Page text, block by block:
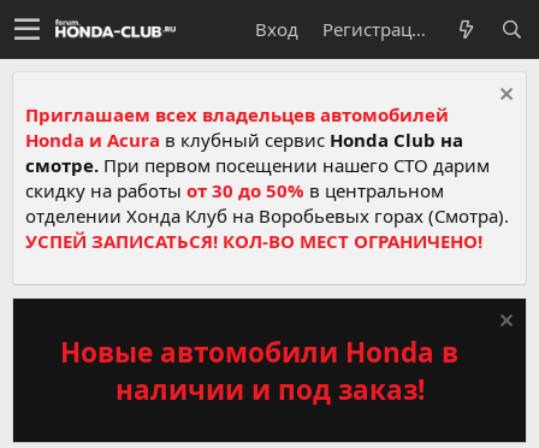
Вход Регистрация
Приглашаем всех владельцев автомобилей
Honda и Acura в клубный сервис Honda Club на
смотре. При первом посещении нашего СТО дарим
скидку на работы от 30 до 50% в центральном
отделении Хонда Клуб на Воробьевых горах (Смотра).
УСПЕЙ ЗАПИСАТЬСЯ! КОЛ-ВО МЕСТ ОГРАНИЧЕНО!
Новые автомобили Honda в
наличии и под заказ!